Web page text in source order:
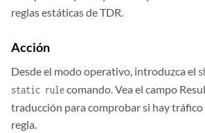
    from-zone untrust to-zone trust {
        policy server-access {
                source-address any;
                destination-address server-1;
                application any;
            }
            then {
                permit;
reglas estáticas de TDR.
Acción
Desde el modo operativo, introduzca el
static rulecomando. Vea el campo
traducción para comprobar si hay tráfico
regla.